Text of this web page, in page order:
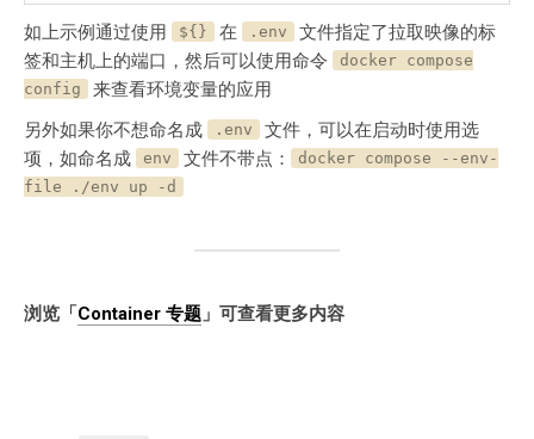
如上示例通过使用 ${} 在 .env
文件指定了拉取映像的标
签和主机上的端口，然后可以使用命令
docker compose
config
来查看环境变量的应用
另外如果你不想命名成
.env
文件，可以在启动时使用选
项，如命名成
env 文件不带点：
docker compose --env-
file ./env up -d
浏览「Container 专题 」可查看更多内容